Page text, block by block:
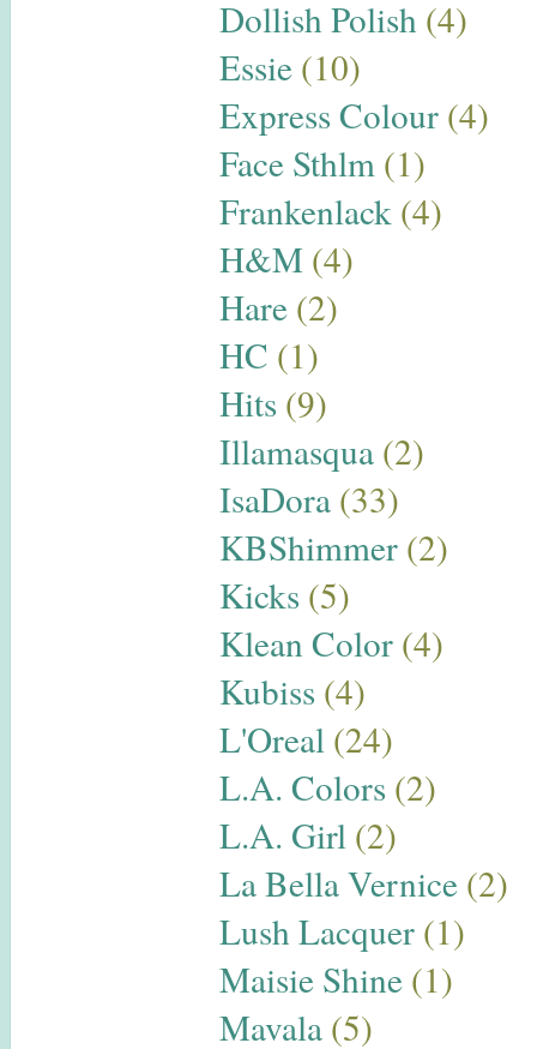
Dollish Polish (4)
Essie (10)
Express Colour (4)
Face Sthlm (1)
Frankenlack (4)
H&M (4)
Hare (2)
HC (1)
Hits (9)
Illamasqua (2)
IsaDora (33)
KBShimmer (2)
Kicks (5)
Klean Color (4)
Kubiss (4)
L'Oreal (24)
L.A. Colors (2)
L.A. Girl (2)
La Bella Vernice (2)
Lush Lacquer (1)
Maisie Shine (1)
Mavala (5)